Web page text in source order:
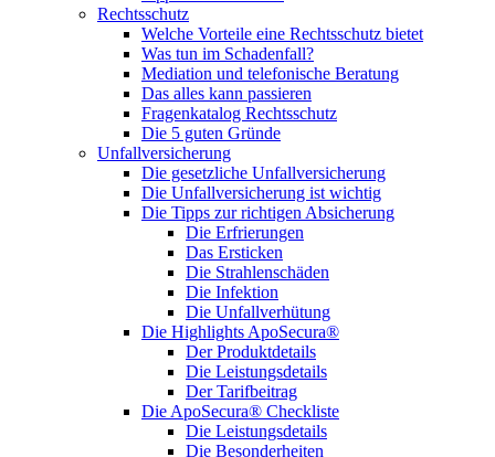
Rechtsschutz
Welche Vorteile eine Rechtsschutz bietet
Was tun im Schadenfall?
Mediation und telefonische Beratung
Das alles kann passieren
Fragenkatalog Rechtsschutz
Die 5 guten Gründe
Unfallversicherung
Die gesetzliche Unfallversicherung
Die Unfallversicherung ist wichtig
Die Tipps zur richtigen Absicherung
Die Erfrierungen
Das Ersticken
Die Strahlenschäden
Die Infektion
Die Unfallverhütung
Die Highlights ApoSecura®
Der Produktdetails
Die Leistungsdetails
Der Tarifbeitrag
Die ApoSecura® Checkliste
Die Leistungsdetails
Die Besonderheiten